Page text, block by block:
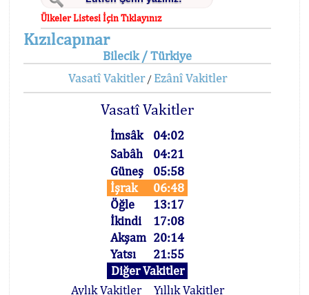
Ülkeler Listesi İçin Tıklayınız
Kızılcapınar
Bilecik / Türkiye
Vasatî Vakitler/ Ezânî Vakitler
Vasatî Vakitler
İmsâk
04:02
Sabâh
04:21
Güneş
05:58
İşrak
06:48
Öğle
13:17
İkindi
17:08
Akşam 20:14
Yatsı
21:55
Diğer Vakitler
Aylık Vakitler
Yıllık Vakitler